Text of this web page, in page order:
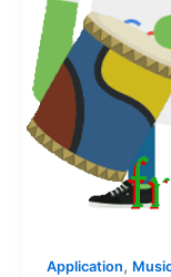
Application,